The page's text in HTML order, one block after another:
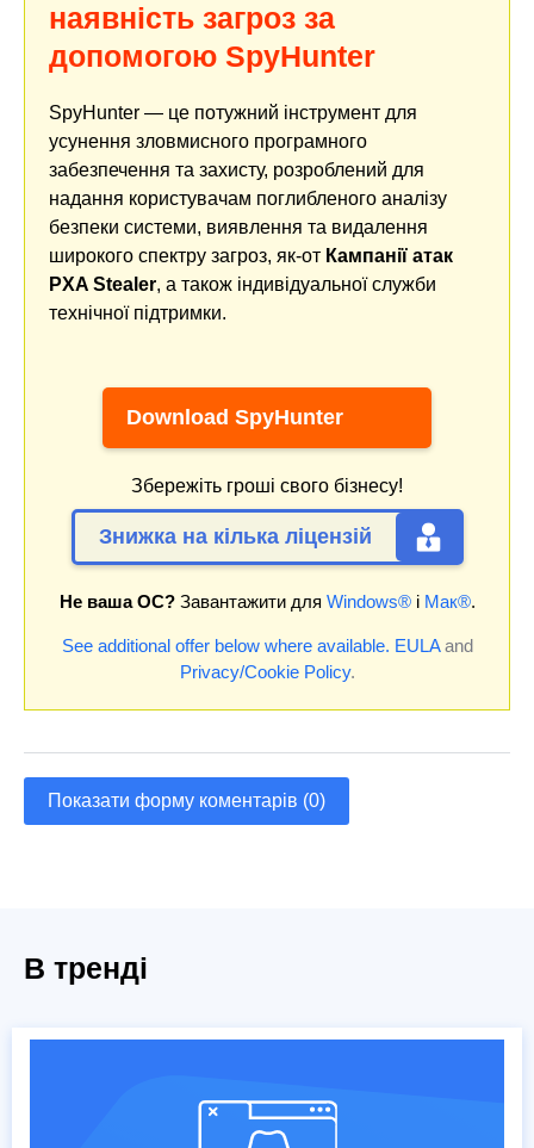
наявність загроз за
допомогою SpyHunter
SpyHunter — це потужний інструмент для
усунення зловмисного програмного
забезпечення та захисту, розроблений для
надання користувачам поглибленого аналізу
безпеки системи, виявлення та видалення
широкого спектру загроз, як-от Кампанії атак
PXA Stealer, а також індивідуальної служби
технічної підтримки.
Download SpyHunter
Збережіть гроші свого бізнесу!
Знижка на кілька ліцензій
Не ваша ОС?Завантажити для Windows®і Мак®.
See additional offer below where available. EULAand
Privacy/Cookie Policy.
Показати форму коментарів (0)
В тренді